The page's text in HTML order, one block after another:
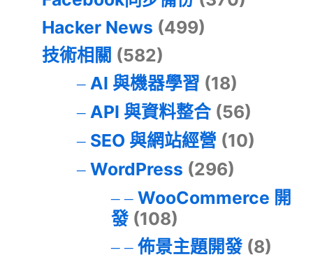
Hacker News (499)
技術相關 (582)
AI 與機器學習 (18)
API 與資料整合(56)
SEO 與網站經營 (10)
WordPress (296)
WooCommerce 開
發(108)
佈景主題開發(8)